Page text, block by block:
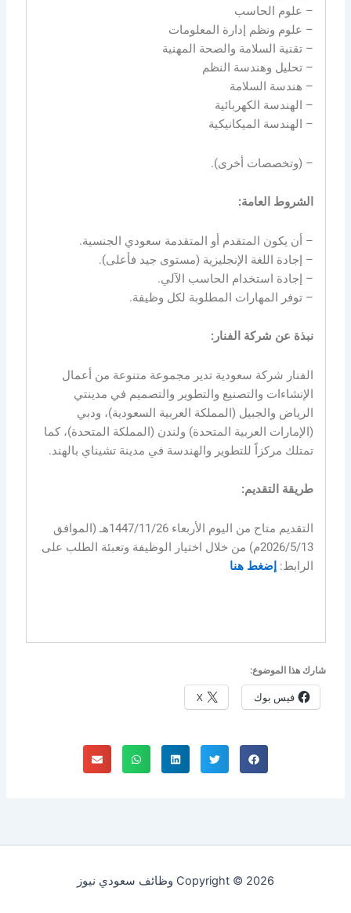
– علوم الحاسب
– علوم ونظم إدارة المعلومات
– تقنية السلامة والصحة المهنية
– تحليل وهندسة النظم
– هندسة السلامة
– الهندسة الكهربائية
– الهندسة الميكانيكية
– (وتخصصات أخرى).
الشروط العامة:
– أن يكون المتقدم أو المتقدمة سعودي الجنسية.
– إجادة اللغة الإنجليزية (مستوى جيد فأعلى).
– إجادة استخدام الحاسب الآلي.
– توفر المهارات المطلوبة لكل وظيفة.
نبذة عن شركة الفنار:
الفنار شركة سعودية تدير مجموعة متنوعة من أعمال
الإنشاءات والتصنيع والتطوير والتصميم في مدينتي
الرياض والجبيل (المملكة العربية السعودية)، ودبي
(الإمارات العربية المتحدة) ولندن (المملكة المتحدة)، كما
تمتلك مركزاً للتطوير والهندسة في مدينة تشيناي بالهند.
طريقة التقديم:
التقديم متاح من اليوم الأربعاء 1447/11/26هـ (الموافق
2026/5/13م) من خلال اختيار الوظيفة وتعبئة الطلب على
الرابط:إضغط هنا
شارك هذا الموضوع:
فيس بوك X
Copyright © 2026 وظائف سعودي نيوز